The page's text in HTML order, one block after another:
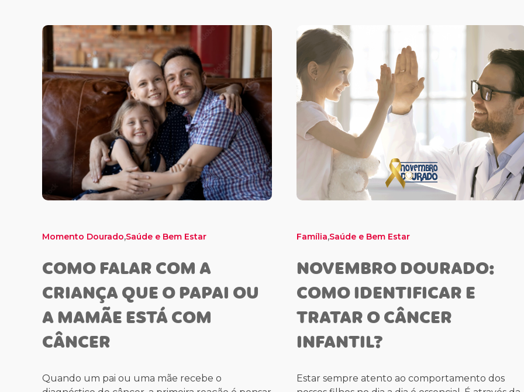
Momento Dourado,Saúde e Bem Estar
COMO FALAR COM A
CRIANÇA QUE O PAPAI OU
A MAMÃE ESTÁ COM
CÂNCER
Quando um pai ou uma mãe recebe o
Família,Saúde e Bem Estar
NOVEMBRO DOURADO:
COMO IDENTIFICAR E
TRATAR O CÂNCER
INFANTIL?
Estar sempre atento ao comportamento dos